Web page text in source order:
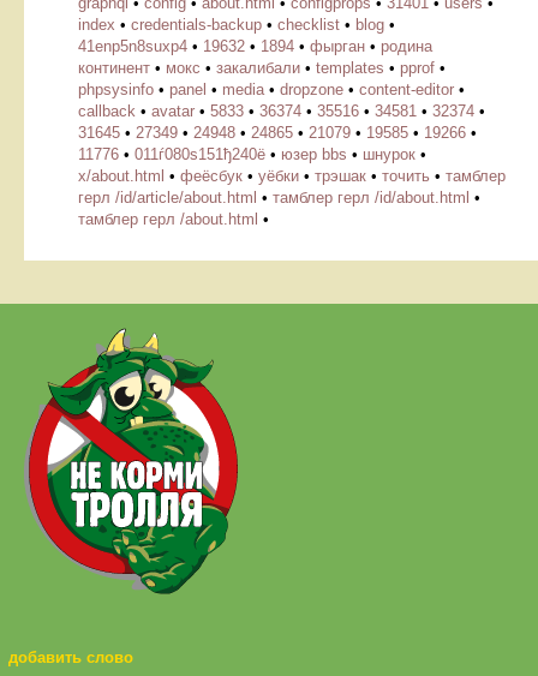
index • credentials-backup • checklist • blog •
41enp5n8suxp4 • 19632 • 1894 • фырган • родина
континент • мокс • закалибали • templates • pprof •
phpsysinfo • panel • media • dropzone • content-editor •
callback • avatar • 5833 • 36374 • 35516 • 34581 • 32374 •
31645 • 27349 • 24948 • 24865 • 21079 • 19585 • 19266 •
11776 • 011ѓ080ѕ151ђ240ё • юзер bbs • шнурок •
х/about.html • феёсбук • уёбки • трэшак • точить • тамблер
герл /id/article/about.html • тамблер герл /id/about.html •
тамблер герл /about.html •
добавить слово